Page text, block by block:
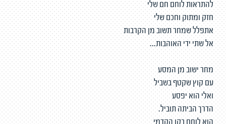
להתראות לוחם חם שלי
חזק ומתוק וחכם שלי
אתפלל שמחר תשוב מן הקרבות
אל שתי ידי האוהבות...
מחר ישוב מן המסע
עם קוץ שקטף בשביל
ואלי הוא יפסע
הדרך הביתה תוביל.